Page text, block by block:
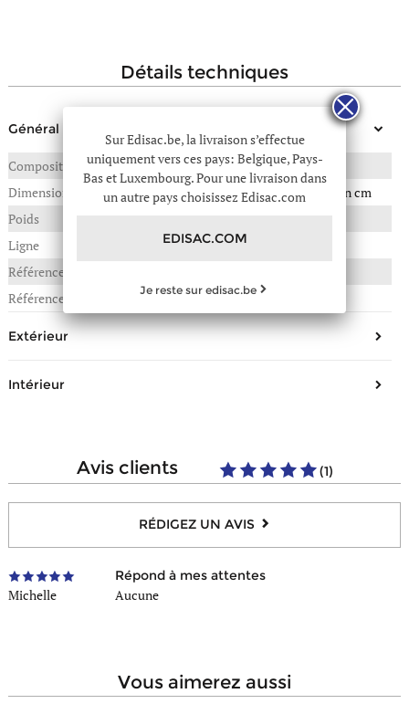
détails techniques
Général
Composition
CUIR DE VACHETTE
Dimensions
42(L) x 15(P) x 33(H) en cm
Poids
Ligne
Velvet
Référence :
Référence fournisseur
VE24062B
Extérieur
Type de portée
A l'épaule
Intérieur
avis clients (1)
Michelle
Répond à mes attentes
Aucune
RÉDIGEZ UN AVIS
vous aimerez aussi
Sur Edisac.be, la livraison s’effectue
uniquement vers ces pays: Belgique, Pays-
Bas et Luxembourg. Pour une livraison dans
un autre pays choisissez Edisac.com
EDISAC.COM
Je reste sur edisac.be